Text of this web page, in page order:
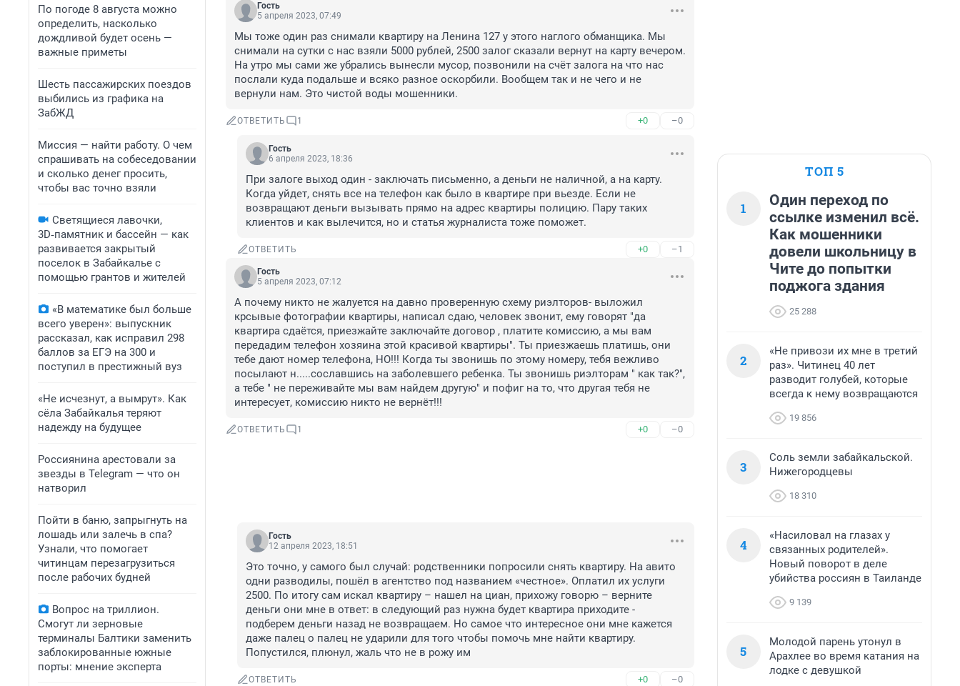
По погоде 8 августа можно
определить, насколько
дождливой будет осень —
важные приметы
Шесть пассажирских поездов
выбились из графика на
ЗабЖД
Миссия — найти работу. О чем
спрашивать на собеседовании
и сколько денег просить,
чтобы вас точно взяли
Светящиеся лавочки,
3D‑памятник и бассейн — как
развивается закрытый
поселок в Забайкалье с
помощью грантов и жителей
«В математике был больше
всего уверен»: выпускник
рассказал, как исправил 298
баллов за ЕГЭ на 300 и
поступил в престижный вуз
«Не исчезнут, а вымрут». Как
сёла Забайкалья теряют
надежду на будущее
Россиянина арестовали за
звезды в Telegram — что он
натворил
Пойти в баню, запрыгнуть на
лошадь или залечь в спа?
Узнали, что помогает
читинцам перезагрузиться
после рабочих будней
Вопрос на триллион.
Смогут ли зерновые
терминалы Балтики заменить
заблокированные южные
порты: мнение эксперта
Гость
5 апреля 2023, 07:49
Мы тоже один раз снимали квартиру на Ленина 127 у этого наглого обманщика. Мы
снимали на сутки с нас взяли 5000 рублей, 2500 залог сказали вернут на карту вечером.
На утро мы сами же убрались вынесли мусор, позвонили на счёт залога на что нас
послали куда подальше и всяко разное оскорбили. Вообщем так и не чего и не
вернули нам. Это чистой воды мошенники.
ОТВЕТИТЬ 1 +0 –0
Гость
6 апреля 2023, 18:36
При залоге выход один - заключать письменно, а деньги не наличной, а на карту.
Когда уйдет, снять все на телефон как было в квартире при вьезде. Если не
возвращают деньги вызывать прямо на адрес квартиры полицию. Пару таких
клиентов и как вылечится, но и статья журналиста тоже поможет.
ОТВЕТИТЬ +0 –1
Гость
5 апреля 2023, 07:12
А почему никто не жалуется на давно проверенную схему риэлторов- выложил
крсывые фотографии квартиры, написал сдаю, человек звонит, ему говорят "да
квартира сдаётся, приезжайте заключайте договор , платите комиссию, а мы вам
передадим телефон хозяина этой красивой квартиры". Ты приезжаешь платишь, они
тебе дают номер телефона, НО!!! Когда ты звонишь по этому номеру, тебя вежливо
посылают н.....сославшись на заболевшего ребенка. Ты звонишь риэлторам " как так?",
а тебе " не переживайте мы вам найдем другую" и пофиг на то, что другая тебя не
интересует, комиссию никто не вернёт!!!
ОТВЕТИТЬ 1 +0 –0
Гость
12 апреля 2023, 18:51
Это точно, у самого был случай: родственники попросили снять квартиру. На авито
одни разводилы, пошёл в агентство под названием «честное». Оплатил их услуги
2500. По итогу сам искал квартиру – нашел на циан, прихожу говорю – верните
деньги они мне в ответ: в следующий раз нужна будет квартира приходите -
подберем деньги назад не возвращаем. Но самое что интересное они мне кажется
даже палец о палец не ударили для того чтобы помочь мне найти квартиру.
Попустился, плюнул, жаль что не в рожу им
ОТВЕТИТЬ +0 –0
ТОП 5
1
Один переход по
ссылке изменил всё.
Как мошенники
довели школьницу в
Чите до попытки
поджога здания
25 288
2
«Не привози их мне в третий
раз». Читинец 40 лет
разводит голубей, которые
всегда к нему возвращаются
19 856
3
Соль земли забайкальской.
Нижегородцевы
18 310
4
«Насиловал на глазах у
связанных родителей».
Новый поворот в деле
убийства россиян в Таиланде
9 139
5
Молодой парень утонул в
Арахлее во время катания на
лодке с девушкой